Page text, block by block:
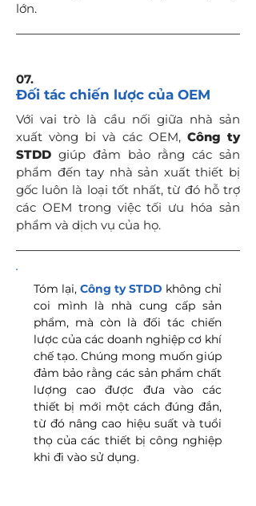
lớn.
07.
Đối tác chiến lược của OEM
Với vai trò là cầu nối giữa nhà sản
xuất vòng bi và các OEM, Công ty
STDD giúp đảm bảo rằng các sản
phẩm đến tay nhà sản xuất thiết bị
gốc luôn là loại tốt nhất, từ đó hỗ trợ
các OEM trong việc tối ưu hóa sản
phẩm và dịch vụ của họ.
Tóm lại, Công ty STDD không chỉ
coi mình là nhà cung cấp sản
phẩm, mà còn là đối tác chiến
lược của các doanh nghiệp cơ khí
chế tạo. Chúng mong muốn giúp
đảm bảo rằng các sản phẩm chất
lượng cao được đưa vào các
thiết bị mới một cách đúng đắn,
từ đó nâng cao hiệu suất và tuổi
thọ của các thiết bị công nghiệp
khi đi vào sử dụng.